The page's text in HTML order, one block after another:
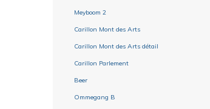
Meyboom 2
Carillon Mont des Arts
Carillon Mont des Arts détail
Carillon Parlement
Beer
Ommegang B